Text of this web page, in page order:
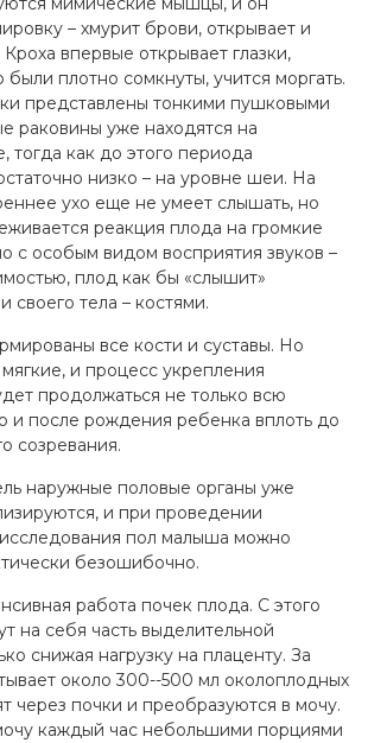
– хмурит брови, открывает и
впервые открывает глазки,
были плотно сомкнуты, учится моргать.
представлены тонкими пушковыми
раковины уже находятся на
тогда как до этого периода
низко – на уровне шеи. На
ухо еще не умеет слышать, но
реакция плода на громкие
с особым видом восприятия звуков –
плод как бы «слышит»
своего тела – костями.
все кости и суставы. Но
и процесс укрепления
продолжаться не только всю
и после рождения ребенка вплоть до
созревания.
наружные половые органы уже
и при проведении
исследования пол малыша можно
безошибочно.
работа почек плода. С этого
на себя часть выделительной
снижая нагрузку на плаценту. За
около 300--500 мл околоплодных
через почки и преобразуются в мочу.
каждый час небольшими порциями